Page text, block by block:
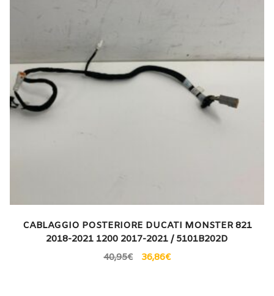
CABLAGGIO POSTERIORE DUCATI MONSTER 821
2018-2021 1200 2017-2021 / 5101B202D
40,95€ 36,86€